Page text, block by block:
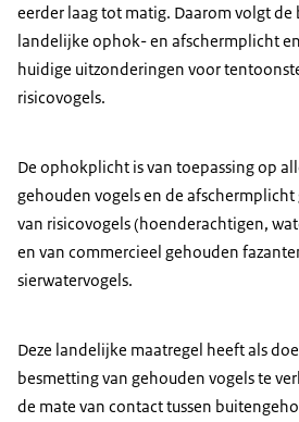
eerder laag tot matig. Daarom volgt de
landelijke ophok- en afschermplicht
huidige uitzonderingen voor
risicovogels.
De ophokplicht is van toepassing op
gehouden vogels en de
van risicovogels (hoenderachtigen,
en van commercieel gehouden
sierwatervogels.
Deze landelijke maatregel heeft als
besmetting van gehouden vogels te
de mate van contact tussen